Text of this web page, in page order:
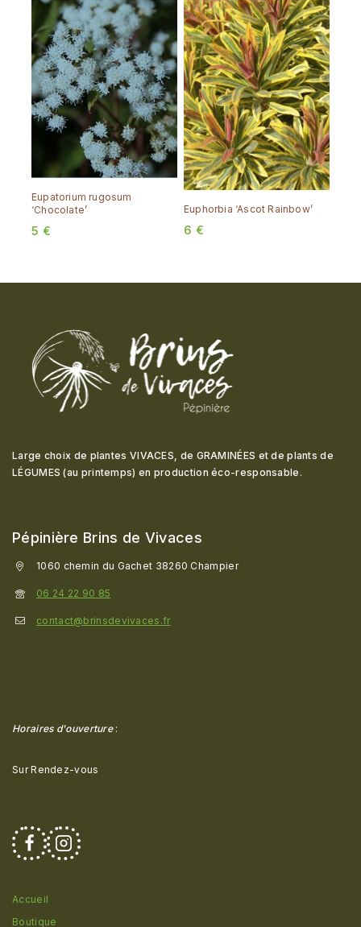
Eupatorium rugosum
‘Chocolate’
5 €
Euphorbia ‘Ascot Rainbow’
6 €
Large choix de plantes VIVACES, de GRAMINÉES et de plants de
LÉGUMES (au printemps) en production éco-responsable .
Pépinière Brins de Vivaces
1060 chemin du Gachet 38260 Champier
06 24 22 90 85
contact@brinsdevivaces.fr
Horaires d'ouverture:
Sur Rendez-vous
Accueil
Boutique